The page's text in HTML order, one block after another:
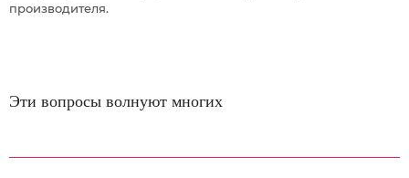
производителя.
Эти вопросы волнуют многих